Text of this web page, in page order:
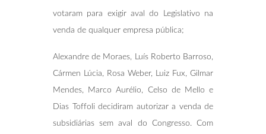
votaram para exigir aval do Legislativo na
venda de qualquer empresa pública;
Alexandre de Moraes, Luís Roberto Barroso,
Cármen Lúcia, Rosa Weber, Luiz Fux, Gilmar
Mendes, Marco Aurélio, Celso de Mello e
Dias Toffoli decidiram autorizar a venda de
subsidiárias sem aval do Congresso. Com